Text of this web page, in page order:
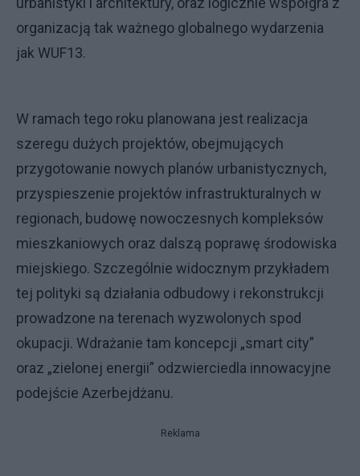
organizacją tak ważnego globalnego wydarzenia
jak WUF13.
W ramach tego roku planowana jest realizacja
szeregu dużych projektów, obejmujących
przygotowanie nowych planów urbanistycznych,
przyspieszenie projektów infrastrukturalnych w
regionach, budowę nowoczesnych kompleksów
mieszkaniowych oraz dalszą poprawę środowiska
miejskiego. Szczególnie widocznym przykładem
tej polityki są działania odbudowy i rekonstrukcji
prowadzone na terenach wyzwolonych spod
okupacji. Wdrażanie tam koncepcji „smart city”
oraz „zielonej energii” odzwierciedla innowacyjne
podejście Azerbejdżanu.
Reklama